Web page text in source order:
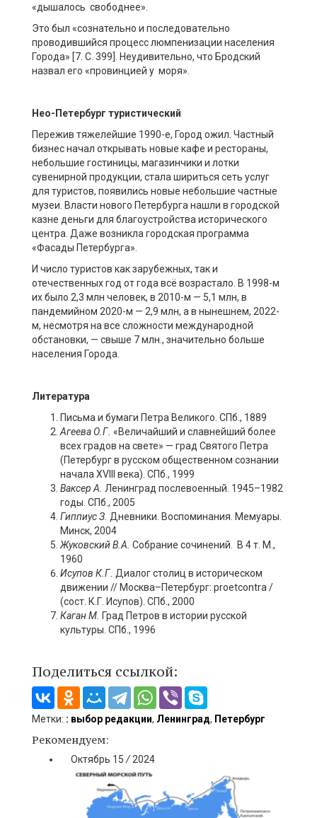
«дышалось свободнее».
Это был «сознательно и последовательно
проводившийся процесс люмпенизации населения
Города» [7. С. 399]. Неудивительно, что Бродский
назвал его «провинцией у моря».
Нео-Петербург туристический
Пережив тяжелейшие 1990-е, Город ожил. Частный
бизнес начал открывать новые кафе и рестораны,
небольшие гостиницы, магазинчики и лотки
сувенирной продукции, стала шириться сеть услуг
для туристов, появились новые небольшие частные
музеи. Власти нового Петербурга нашли в городской
казне деньги для благоустройства исторического
центра. Даже возникла городская программа
«Фасады Петербурга».
И число туристов как зарубежных, так и
отечественных год от года всё возрастало. В 1998-м
их было 2,3 млн человек, в 2010-м — 5,1 млн, в
пандемийном 2020-м — 2,9 млн, а в нынешнем, 2022-
м, несмотря на все сложности международной
обстановки, — свыше 7 млн., значительно больше
населения Города.
Литература
Письма и бумаги Петра Великого. СПб., 1889
Агеева О.Г. «Величайший и славнейший более
всех градов на свете» — град Святого Петра
(Петербург в русском общественном сознании
начала XVIII века). СПб., 1999
Ваксер А. Ленинград послевоенный. 1945–1982
годы. СПб., 2005
Гиппиус З. Дневники. Воспоминания. Мемуары.
Минск, 2004
Жуковский В.А. Собрание сочинений. В 4 т. М.,
1960
Исупов К.Г. Диалог столиц в историческом
движении // Москва–Петербург: proetcontra /
(сост. К.Г. Исупов). СПб., 2000
Каган М. Град Петров в истории русской
культуры. СПб., 1996
Поделиться ссылкой:
Метки: : выбор редакции, Ленинград, Петербург
Рекомендуем:
Октябрь 15 / 2024